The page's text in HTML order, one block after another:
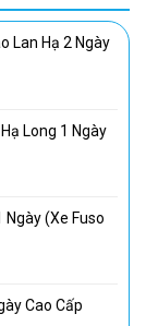
Lan Hạ 2 Ngày
Long 1 Ngày
(Xe Fuso
Cao Cấp